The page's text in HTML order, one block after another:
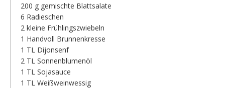
200 g gemischte Blattsalate
6 Radieschen
2 kleine Frühlingszwiebeln
1 Handvoll Brunnenkresse
1 TL Dijonsenf
2 TL Sonnenblumenöl
1 TL Sojasauce
1 TL Weißweinwessig